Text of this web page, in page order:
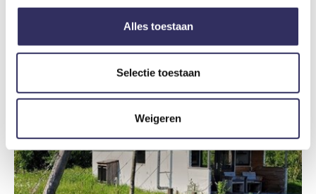
Alles toestaan
Selectie toestaan
Weigeren